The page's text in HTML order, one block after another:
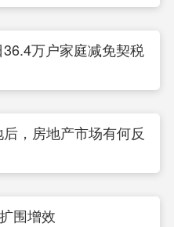
万户家庭减免契税
，房地产市场有何反
围增效